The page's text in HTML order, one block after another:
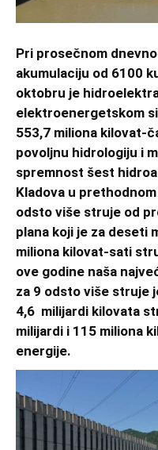
Pri prosečnom
akumulaciju od 6100
oktobru je
elektroenergetskom
553,7 miliona kilovat-
povoljnu hidrologiju i
spremnost šest
Kladova u
odsto više struje od
plana koji je za deseti
miliona kilovat-sati
ove godine naša
za 9 odsto više struje
4,6 milijardi kilovata
milijardi i 115 miliona
energije.